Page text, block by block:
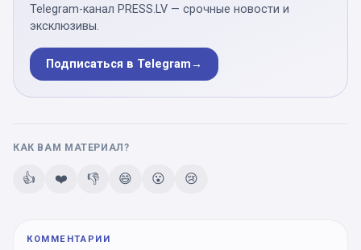
Telegram-канал PRESS.LV — срочные новости и
эксклюзивы.
Подписаться в Telegram→
КАК ВАМ МАТЕРИАЛ?
👍 ❤️ 👎 😄 😮 😢
КОММЕНТАРИИ